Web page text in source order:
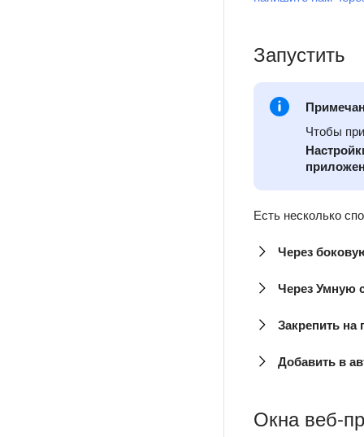
Запустить
Чтобы
Есть несколько
Через
Через Умную
Закрепить на
Добавить в
Окна веб-